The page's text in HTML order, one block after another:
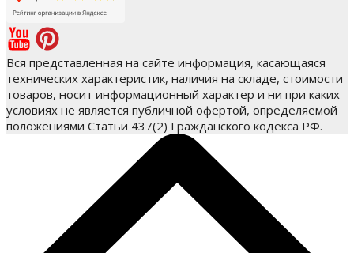
Вся представленная на сайте информация, касающаяся
технических характеристик, наличия на складе, стоимости
товаров, носит информационный характер и ни при каких
условиях не является публичной офертой, определяемой
положениями Статьи 437(2) Гражданского кодекса РФ.